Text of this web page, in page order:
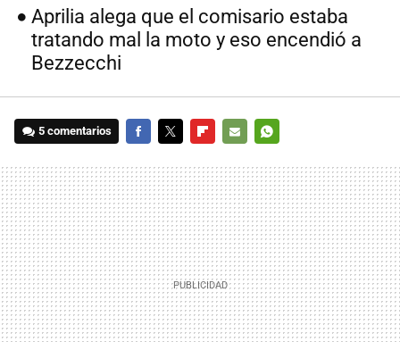
Aprilia alega que el comisario estaba
tratando mal la moto y eso encendió a
Bezzecchi
5 comentarios
MAIL